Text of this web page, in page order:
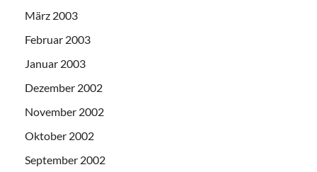
März 2003
Februar 2003
Januar 2003
Dezember 2002
November 2002
Oktober 2002
September 2002